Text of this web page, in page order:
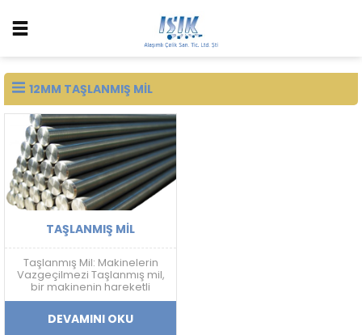
12MM TAŞLANMIŞ MIL
TAŞLANMIŞ MIL
Taşlanmış Mil: Makinelerin
Vazgeçilmezi Taşlanmış mil,
bir makinenin hareketli
parçalarını birbirine
bağlayan, aşınmaya ve
yıpranmaya dayanıklı bir
DEVAMINI OKU